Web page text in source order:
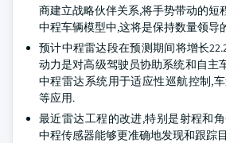
商建立战略伙伴关系,将手势带动的短
中程车辆模型中,这将是保持数量领导
预计中程雷达段在预测期间将增长
动力是对高级驾驶员协助系统和自主
中程雷达系统用于适应性巡航控制,
等应用.
最近雷达工程的改进,特别是射程和
中程传感器能够更准确地发现和跟踪